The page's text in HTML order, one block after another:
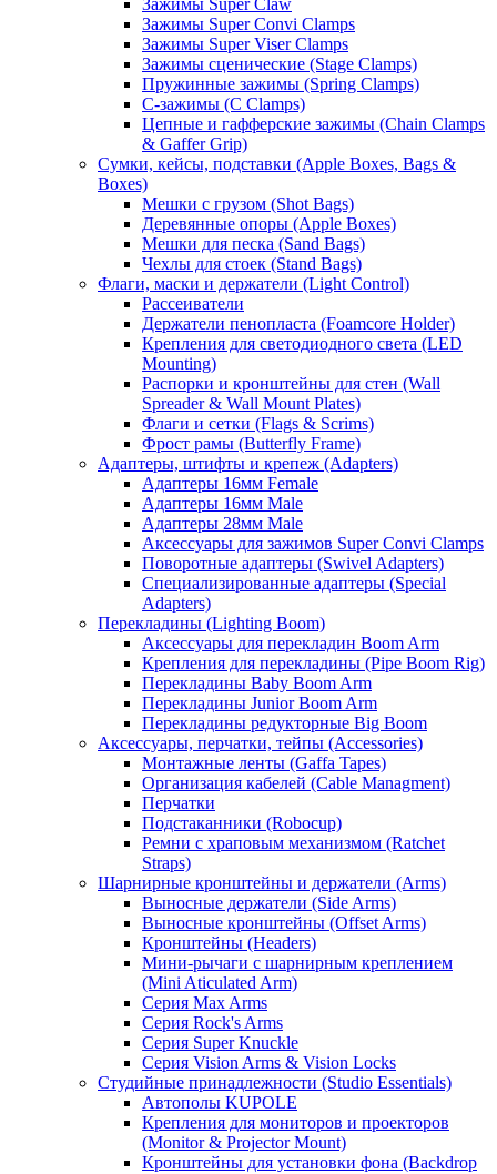
Зажимы Super Claw
Зажимы Super Convi Clamps
Зажимы Super Viser Clamps
Зажимы сценические (Stage Clamps)
Пружинные зажимы (Spring Clamps)
С-зажимы (C Clamps)
Цепные и гафферские зажимы (Chain Clamps
& Gaffer Grip)
Сумки, кейсы, подставки (Apple Boxes, Bags &
Boxes)
Мешки с грузом (Shot Bags)
Деревянные опоры (Apple Boxes)
Мешки для песка (Sand Bags)
Чехлы для стоек (Stand Bags)
Флаги, маски и держатели (Light Control)
Рассеиватели
Держатели пенопласта (Foamcore Holder)
Крепления для светодиодного света (LED
Mounting)
Распорки и кронштейны для стен (Wall
Spreader & Wall Mount Plates)
Флаги и сетки (Flags & Scrims)
Фрост рамы (Butterfly Frame)
Адаптеры, штифты и крепеж (Adapters)
Адаптеры 16мм Female
Адаптеры 16мм Male
Адаптеры 28мм Male
Аксессуары для зажимов Super Convi Clamps
Поворотные адаптеры (Swivel Adapters)
Специализированные адаптеры (Special
Adapters)
Перекладины (Lighting Boom)
Аксессуары для перекладин Boom Arm
Крепления для перекладины (Pipe Boom Rig)
Перекладины Baby Boom Arm
Перекладины Junior Boom Arm
Перекладины редукторные Big Boom
Аксессуары, перчатки, тейпы (Accessories)
Монтажные ленты (Gaffa Tapes)
Организация кабелей (Cable Managment)
Перчатки
Подстаканники (Robocup)
Ремни с храповым механизмом (Ratchet
Straps)
Шарнирные кронштейны и держатели (Arms)
Выносные держатели (Side Arms)
Выносные кронштейны (Offset Arms)
Кронштейны (Headers)
Мини-рычаги с шарнирным креплением
(Mini Aticulated Arm)
Серия Max Arms
Серия Rock's Arms
Серия Super Knuckle
Серия Vision Arms & Vision Locks
Студийные принадлежности (Studio Essentials)
Автополы KUPOLE
Крепления для мониторов и проекторов
(Monitor & Projector Mount)
Кронштейны для установки фона (Backdrop